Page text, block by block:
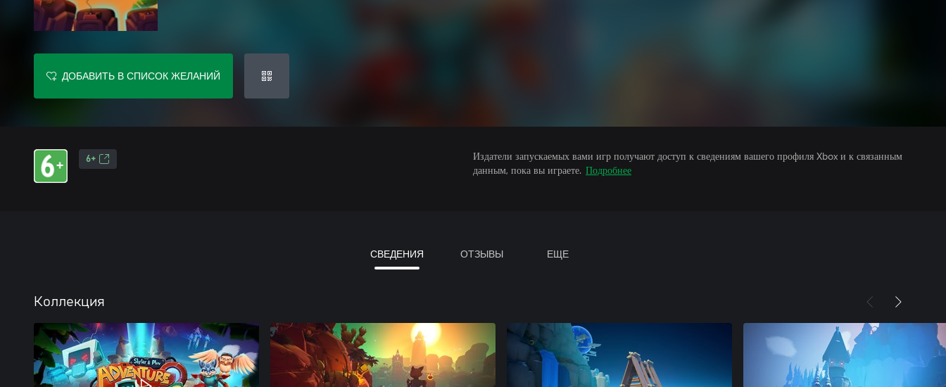
ДОБАВИТЬ В СПИСОК ЖЕЛАНИЙ
6+
Издатели запускаемых вами игр получают доступ к сведениям вашего профиля Xbox и к связанным
данным, пока вы играете. Подробнее
СВЕДЕНИЯ ОТЗЫВЫ ЕЩЕ
Коллекция